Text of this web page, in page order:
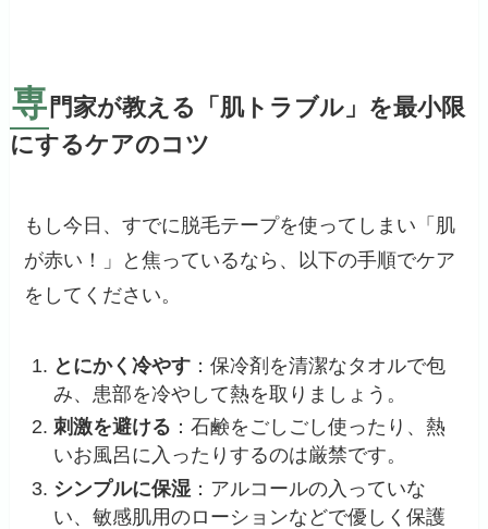
専 門家が教える「肌トラブル」を最小限
にするケアのコツ
もし今日、すでに脱毛テープを使ってしまい「肌
が赤い！」と焦っているなら、以下の手順でケア
をしてください。
とにかく冷やす ：保冷剤を清潔なタオルで包
み、患部を冷やして熱を取りましょう。
刺激を避ける ：石鹸をごしごし使ったり、熱
いお風呂に入ったりするのは厳禁です。
シンプルに保湿 ：アルコールの入っていな
い、敏感肌用のローションなどで優しく保護